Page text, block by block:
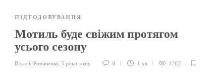
ПІДГОДОВУВАННЯ
Мотиль буде свіжим протягом
усього сезону
Віталій Романенко 5 роки тому 0 1 хв 1262